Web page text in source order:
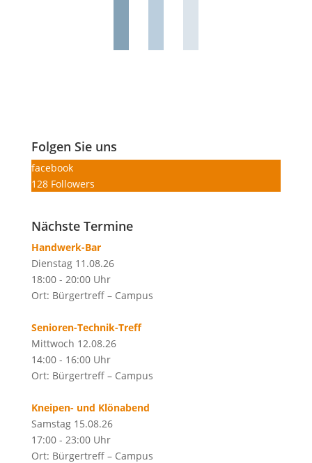
Folgen Sie uns
facebook
128 Followers
Nächste Termine
Handwerk-Bar
Dienstag 11.08.26
18:00 - 20:00 Uhr
Ort: Bürgertreff – Campus
Senioren-Technik-Treff
Mittwoch 12.08.26
14:00 - 16:00 Uhr
Ort: Bürgertreff – Campus
Kneipen- und Klönabend
Samstag 15.08.26
17:00 - 23:00 Uhr
Ort: Bürgertreff – Campus